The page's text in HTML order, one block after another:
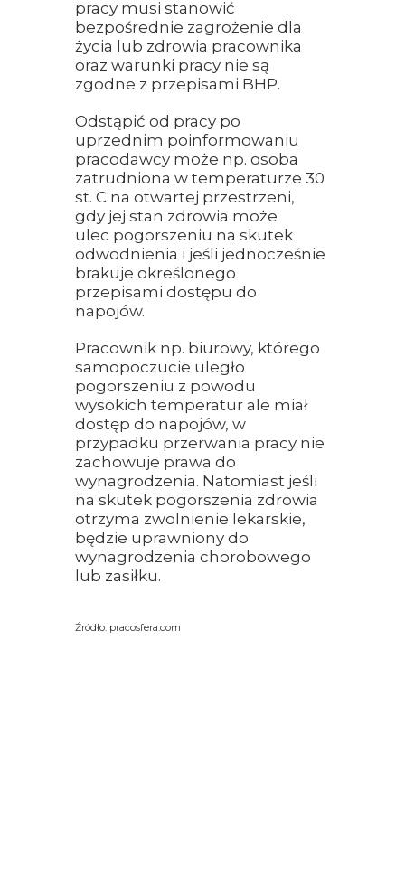
pracy musi stanowić
bezpośrednie zagrożenie dla
życia lub zdrowia pracownika
oraz warunki pracy nie są
zgodne z przepisami BHP.
Odstąpić od pracy po
uprzednim poinformowaniu
pracodawcy może np. osoba
zatrudniona w temperaturze 30
st. C na otwartej przestrzeni,
gdy jej stan zdrowia może
ulec pogorszeniu na skutek
odwodnienia i jeśli jednocześnie
brakuje określonego
przepisami dostępu do
napojów.
Pracownik np. biurowy, którego
samopoczucie uległo
pogorszeniu z powodu
wysokich temperatur ale miał
dostęp do napojów, w
przypadku przerwania pracy nie
zachowuje prawa do
wynagrodzenia. Natomiast jeśli
na skutek pogorszenia zdrowia
otrzyma zwolnienie lekarskie,
będzie uprawniony do
wynagrodzenia chorobowego
lub zasiłku.
Źródło: pracosfera.com